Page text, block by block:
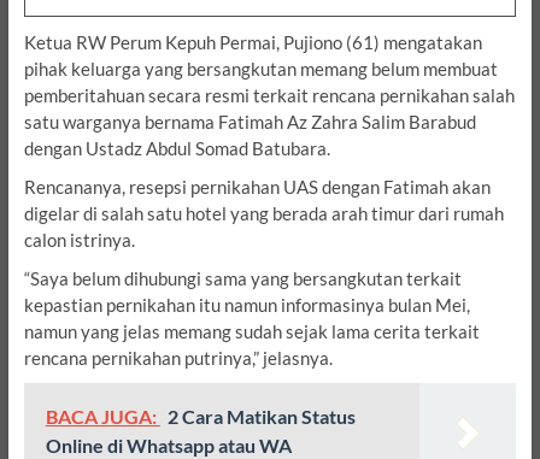
Ketua RW Perum Kepuh Permai, Pujiono (61) mengatakan
pihak keluarga yang bersangkutan memang belum membuat
pemberitahuan secara resmi terkait rencana pernikahan salah
satu warganya bernama Fatimah Az Zahra Salim Barabud
dengan Ustadz Abdul Somad Batubara.
Rencananya, resepsi pernikahan UAS dengan Fatimah akan
digelar di salah satu hotel yang berada arah timur dari rumah
calon istrinya.
“Saya belum dihubungi sama yang bersangkutan terkait
kepastian pernikahan itu namun informasinya bulan Mei,
namun yang jelas memang sudah sejak lama cerita terkait
rencana pernikahan putrinya,” jelasnya.
BACA JUGA: 2 Cara Matikan Status
Online di Whatsapp atau WA